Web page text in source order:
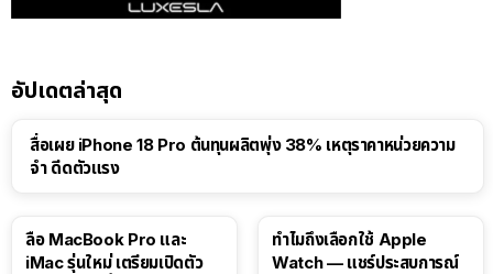
อัปเดตล่าสุด
สื่อเผย iPhone 18 Pro ต้นทุนผลิตพุ่ง 38% เหตุราคาหน่วยความ
จำ ดีดตัวแรง
ลือ MacBook Pro และ
iMac รุ่นใหม่ เตรียมเปิดตัว
ทำไมถึงเลือกใช้ Apple
Watch — แชร์ประสบการณ์